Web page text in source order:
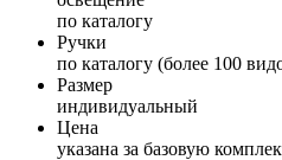
по каталогу
Ручки
по каталогу (более 100
Размер
индивидуальный
Цена
указана за базовую